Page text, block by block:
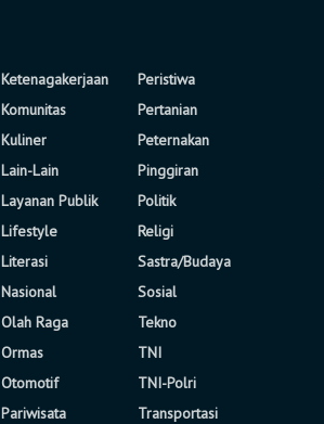
Ketenagakerjaan
Komunitas
Kuliner
Lain-Lain
Layanan Publik
Lifestyle
Literasi
Nasional
Olah Raga
Ormas
Otomotif
Pariwisata
Peristiwa
Pertanian
Peternakan
Pinggiran
Politik
Religi
Sastra/Budaya
Sosial
Tekno
TNI
TNI-Polri
Transportasi